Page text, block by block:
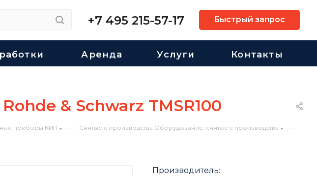
+7 495 215-57-17 Быстрый запрос
Аренда Услуги Контакты
& Schwarz TMSR100
приборы КИП — Снятые с производства Оборудование, снятое с производства —
Производитель: